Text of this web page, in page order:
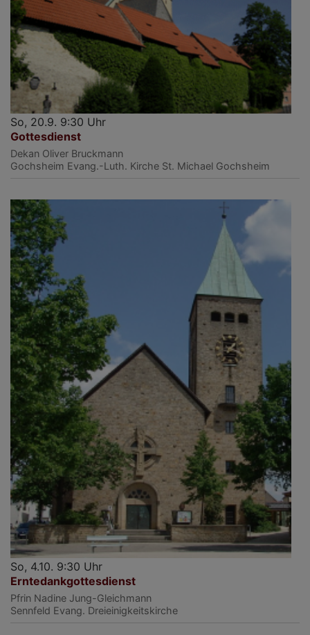
So, 20.9. 9:30 Uhr
Gottesdienst
Dekan Oliver Bruckmann
Gochsheim Evang.-Luth. Kirche St. Michael Gochsheim
So, 4.10. 9:30 Uhr
Erntedankgottesdienst
Pfrin Nadine Jung-Gleichmann
Sennfeld Evang. Dreieinigkeitskirche